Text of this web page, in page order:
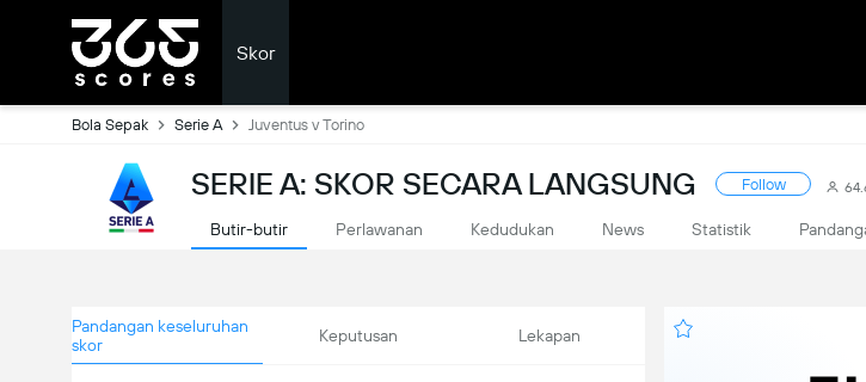
Skor
Bola Sepak Serie A Juventus v Torino
SERIE A: SKOR SECARA LANGSUNG Follow
Butir-butir Perlawanan Kedudukan News Statistik
Pandangan keseluruhan
skor
Keputusan Lekapan